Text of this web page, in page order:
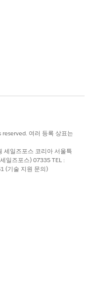
여러 등록 상표는
세일즈포스 코리아 서울특
일즈포스) 07335 TEL :
(기술 지원 문의)